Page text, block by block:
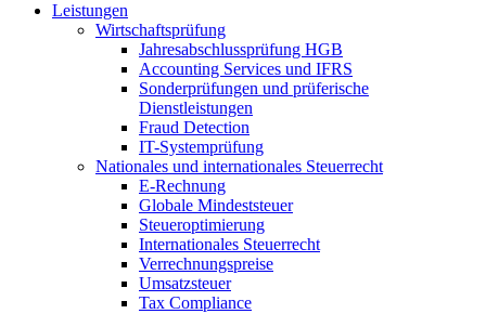
Leistungen
Wirtschaftsprüfung
Jahresabschlussprüfung HGB
Accounting Services und IFRS
Sonderprüfungen und prüferische
Dienstleistungen
Fraud Detection
IT-Systemprüfung
Nationales und internationales Steuerrecht
E-Rechnung
Globale Mindeststeuer
Steueroptimierung
Internationales Steuerrecht
Verrechnungspreise
Umsatzsteuer
Tax Compliance